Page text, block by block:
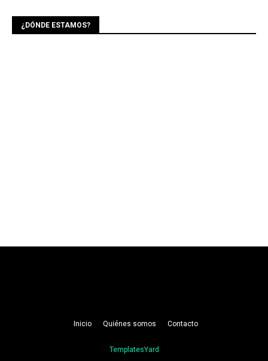
¿DÓNDE ESTAMOS?
Inicio Quiénes somos Contacto